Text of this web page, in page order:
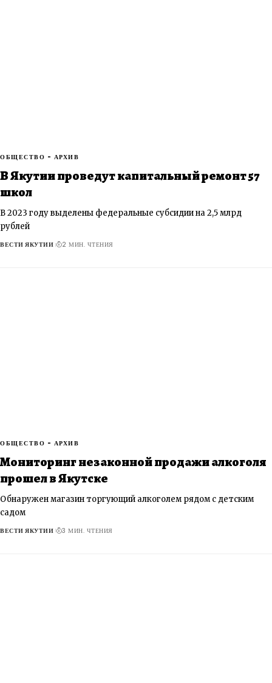
ОБЩЕСТВО - АРХИВ
​В Якутии проведут капитальный ремонт 57
школ
В 2023 году выделены федеральные субсидии на 2,5 млрд
рублей
ВЕСТИ ЯКУТИИ 2 МИН. ЧТЕНИЯ
ОБЩЕСТВО - АРХИВ
Мониторинг незаконной продажи алкоголя
прошел в Якутске
Обнаружен магазин торгующий алкоголем рядом с детским
садом
ВЕСТИ ЯКУТИИ 3 МИН. ЧТЕНИЯ